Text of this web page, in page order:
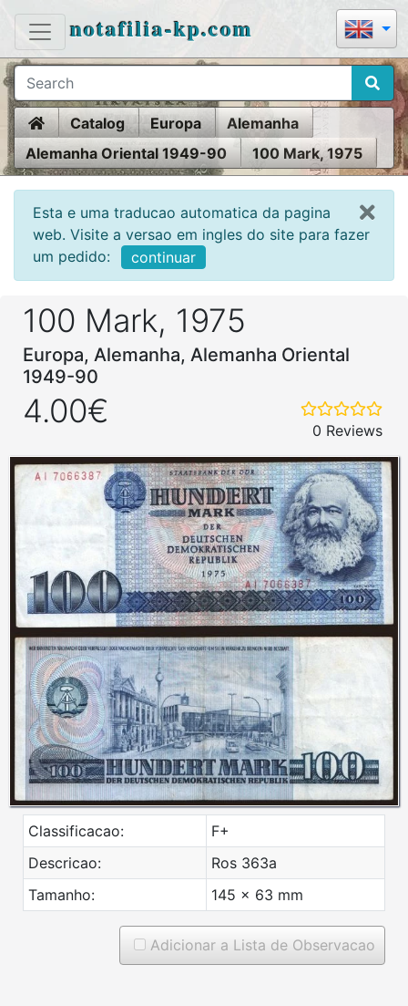
notafilia-kp.com
HomeCatalog Europa
Alemanha
Alemanha Oriental 1949-90
100 Mark, 1975
Esta e uma traducao automatica da pagina
web. Visite a versao em ingles do site para fazer
um pedido:
continuar
100 Mark, 1975
Europa, Alemanha, Alemanha Oriental
1949-90
4.00€
0 Reviews
Classificacao:
F+
Descricao:
Ros 363a
Tamanho:
145 x 63 mm
Adicionar a Lista de Observacao